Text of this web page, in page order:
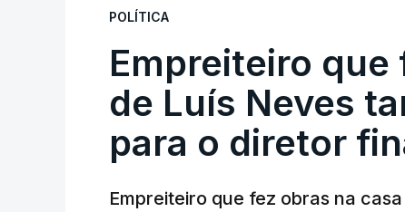
POLÍTICA
Empreiteiro que
de Luís Neves
para o diretor
Empreiteiro que fez obras na